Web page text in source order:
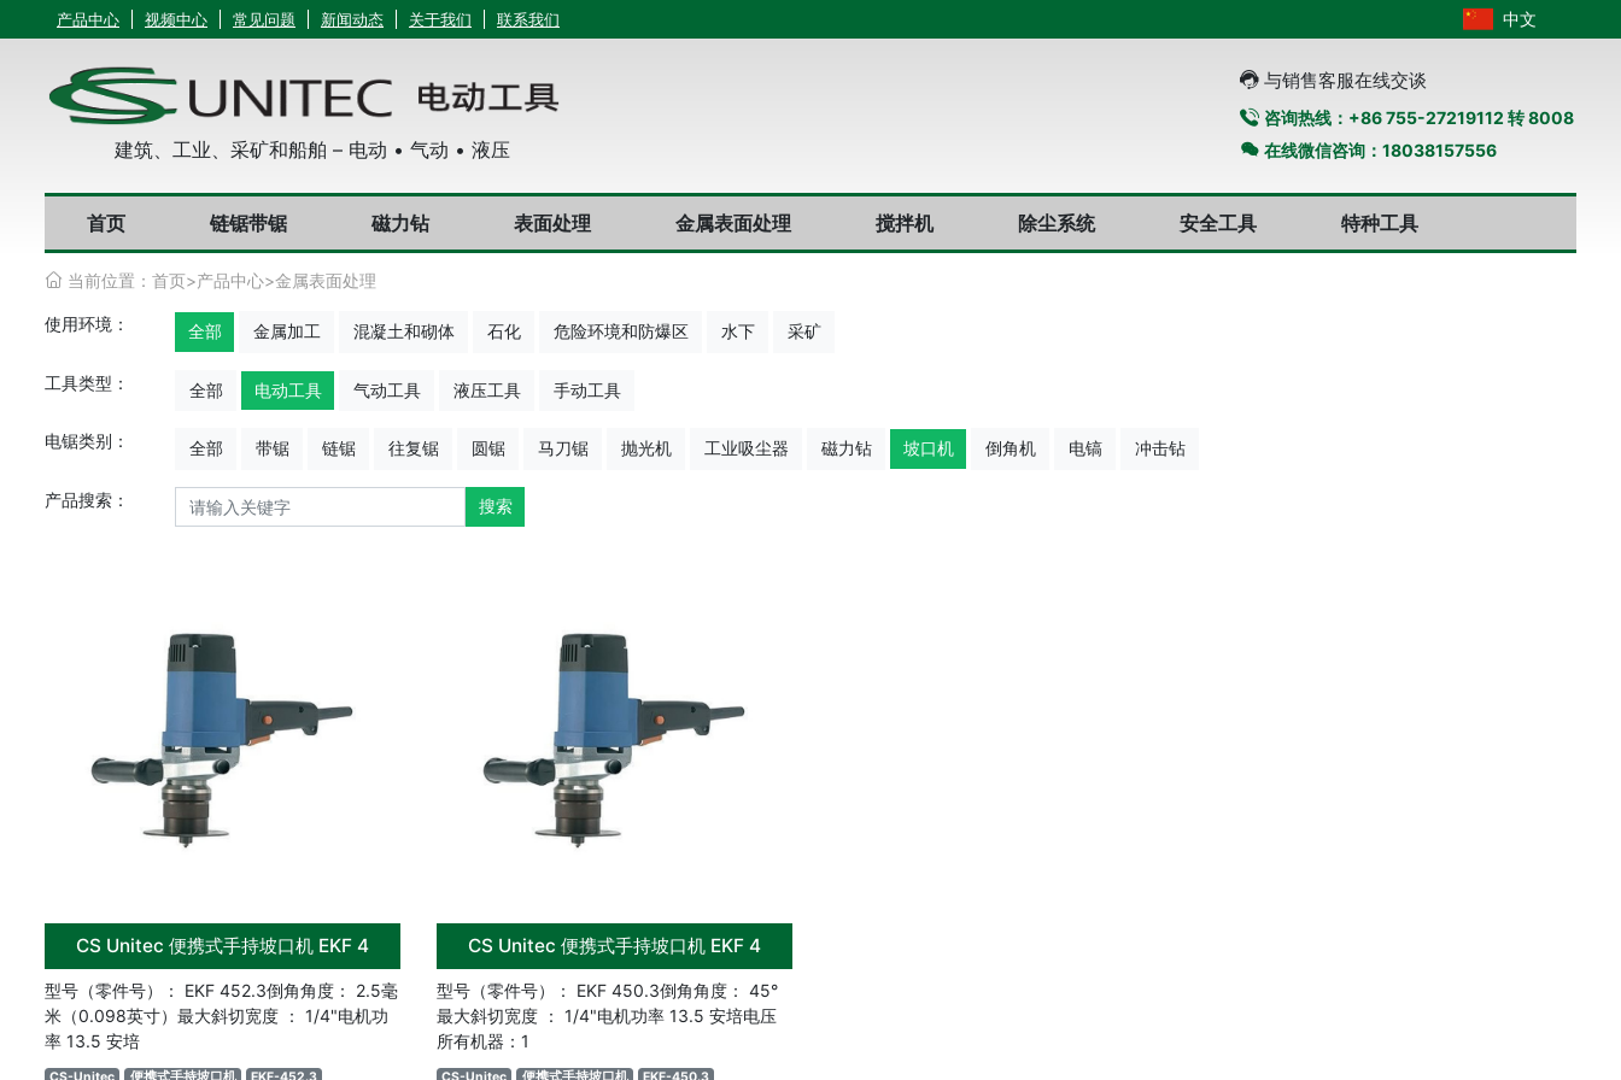
中文
产品中心 视频中心 常见问题 新闻动态 关于我们 联系我们
建筑、工业、采矿和船舶 – 电动 • 气动 • 液压
与销售客服在线交谈
咨询热线：+86 755-27219112 转 8008
在线微信咨询：18038157556
首页 链锯带锯 磁力钻 表面处理 金属表面处理 搅拌机 除尘系统 安全工具 特种工具
当前位置： 首页>产品中心>金属表面处理
使用环境： 全部 金属加工 混凝土和砌体 石化 危险环境和防爆区 水下 采矿
工具类型： 全部 电动工具 气动工具 液压工具 手动工具
电锯类别： 全部 带锯 链锯 往复锯 圆锯 马刀锯 抛光机 工业吸尘器 磁力钻 坡口机 倒角机 电镐 冲击钻
产品搜索： 搜索
CS Unitec 便携式手持坡口机 EKF 4
型号（零件号）： EKF 452.3倒角角度： 2.5毫
米（0.098英寸）最大斜切宽度 ： 1/4"电机功
率 13.5 安培
CS Unitec 便携式手持坡口机 EKF 4
型号（零件号）： EKF 450.3倒角角度： 45°
最大斜切宽度 ： 1/4"电机功率 13.5 安培电压
所有机器：1